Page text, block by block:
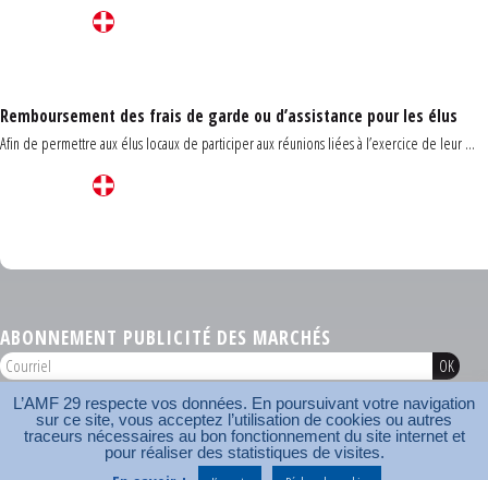
Remboursement des frais de garde ou d’assistance pour les élus
Afin de permettre aux élus locaux de participer aux réunions liées à l’exercice de leur ...
ABONNEMENT PUBLICITÉ DES MARCHÉS
AMF 29 © 2026
Plan du site Nos coordonnées Mentions légales
Contact
Carrefour des communes
AMF
L’AMF 29 respecte vos données. En poursuivant votre navigation
sur ce site, vous acceptez l’utilisation de cookies ou autres
traceurs nécessaires au bon fonctionnement du site internet et
pour réaliser des statistiques de visites.